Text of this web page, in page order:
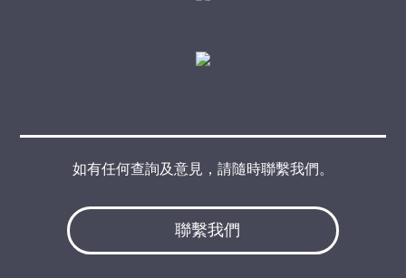
聯繫我們
如有任何查詢及意見，請隨時聯繫我們。